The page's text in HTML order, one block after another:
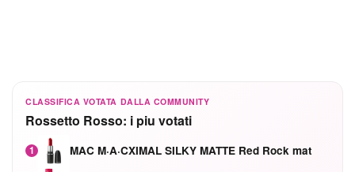
CLASSIFICA VOTATA DALLA COMMUNITY
Rossetto Rosso: i piu votati
1 MAC M·A·CXIMAL SILKY MATTE Red Rock mat